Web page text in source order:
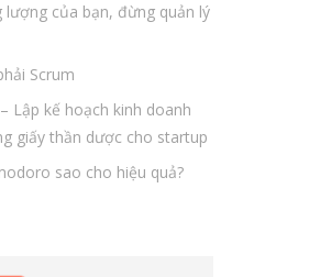
lượng của bạn, đừng quản lý
Scrum
Lập kế hoạch kinh doanh
giấy thần dược cho startup
sao cho hiệu quả?